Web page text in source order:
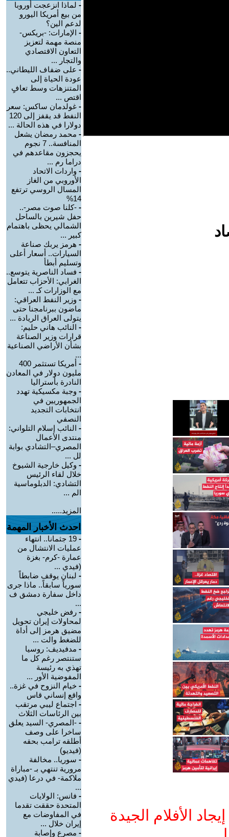
الأفلام الجيدة
- لماذا انزعجت أوروبا
من بيع أمريكا اليورو
لدعم الين؟
- الإمارات: -بريكس-
منصة مهمة لتعزيز
التعاون الاقتصادي
والتجار ...
- على ضفاف الليطاني..
عودة الحياة إلى
المتنزهات وسط تعافٍ
اقتص ...
- غولدمان ساكس: سعر
النفط قد يقفز إلى 120
دولارا في هذه الحالة ...
- محمد رمضان يشعل
المنافسة.. 7 نجوم
يحجزون مقاعدهم في
دراما رم ...
- واردات الاتحاد
الأوروبي من الغاز
المسال الروسي ترتفع
14%
- -كلنا صوت مصر-..
حفل شيرين بالساحل
الشمالي يحظى باهتمام
كبير ...
- هرمز يربك صناعة
السيارات.. أسعار أعلى
وتسليم أبطأ
- فساد الناصرية يتوسع..
الغرابي: الأحزاب تتعامل
مع الوزارات كـ ...
- وزير النفط العراقي:
ماضون ببرنامجنا حتى
يتولى العراق الريادة ...
- النائب هاني حليم:
قرارات وزير الصناعة
بشأن الأراضي الصناعية
...
-
أمريكا تستثمر 400
مليون دولار في المعادن
النادرة بأستراليا
- وجبة مكسيكية تهدد
الجمهوريين في
انتخابات التجديد
النصفي
- النائب إسلام التلواني:
منتدى الأعمال
المصري–التشادي بوابة
لل ...
- وكيل خارجية الشيوخ
خلال لقاء الرئيس
التشادي: الدبلوماسية
الم ...
المزيد.....
احدث الأخبار المهمة
-
19 جثمانا.. انتهاء
عمليات الانتشال من
عمارة -كرم- بغزة
(فيدي ...
- لبنان يوقف ضابطاً
سورياً سابقاً.. ماذا جرى
داخل سفارة دمشق ف
...
- رفض خليجي
لمحاولات إيران تحويل
مضيق هرمز إلى أداة
للضغط والت ...
- مدفيديف: روسيا
ستنتصر رغم كل ما
تهذي به رئيسة
المفوضية الأور ...
- خيام النزوح في غزة..
واقع إنساني قاس
- اجتماع ليبي مرتقب
بين الرئاسات الثلاث
- -المصري- السيد يعلق
ساخرا على وصف
أطلقه ترامب بحقه
(فيديو)
- سوريا.. مخالفة
مرورية تنتهي بـ -مباراة
ملاكمة- في درعا (فيدي
...
- فانس: الولايات
المتحدة حققت تقدما
في المفاوضات مع
إيران خلال ...
- مصرع وإصابة